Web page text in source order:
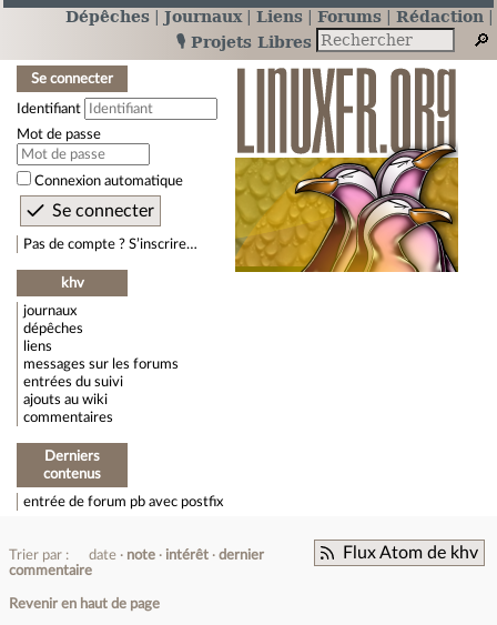
Dépêches Journaux Liens Forums
Rédaction
🎙️ Projets Libres
Se connecter
Identifiant
Mot de passe
Connexion automatique
Pas de compte ? S’inscrire…
khv
journaux
dépêches
liens
messages sur les forums
entrées du suivi
ajouts au wiki
commentaires
Derniers
contenus
entrée de forum pb avec postfix
Flux Atom de khv
Trier par : date note intérêt
dernier
commentaire
Revenir en haut de page